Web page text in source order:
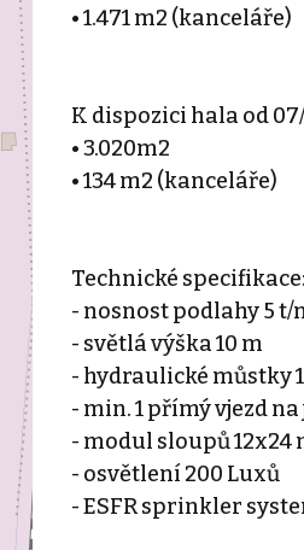
• 1.471 m2 (kanceláře)
K dispozici hala od
• 3.020m2
• 134 m2 (kanceláře)
Technické specifikace:
- nosnost podlahy 5 t/
- světlá výška 10 m
- hydraulické můstky
- min. 1 přímý vjezd
- modul sloupů 12x24
- osvětlení 200 Luxů
- ESFR sprinkler